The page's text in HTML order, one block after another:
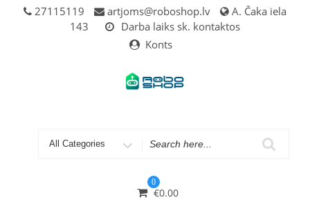
27115119 artjoms@roboshop.lv
A. Čaka iela
143
Darba laiks sk. kontaktos
Konts
Search
0
€0.00